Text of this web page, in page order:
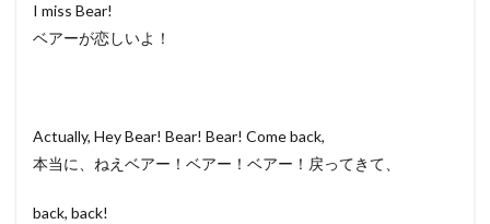
I miss Bear!
ベアーが恋しいよ！
Actually, Hey Bear! Bear! Bear! Come back,
本当に、ねえベアー！ベアー！ベアー！戻ってきて、
back, back!